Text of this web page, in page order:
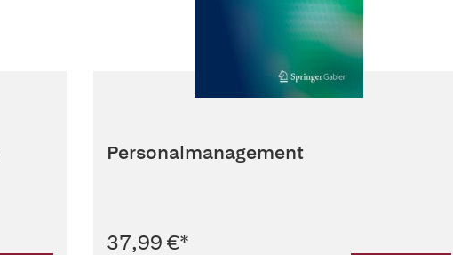
Personalmanagement
37,99 €*